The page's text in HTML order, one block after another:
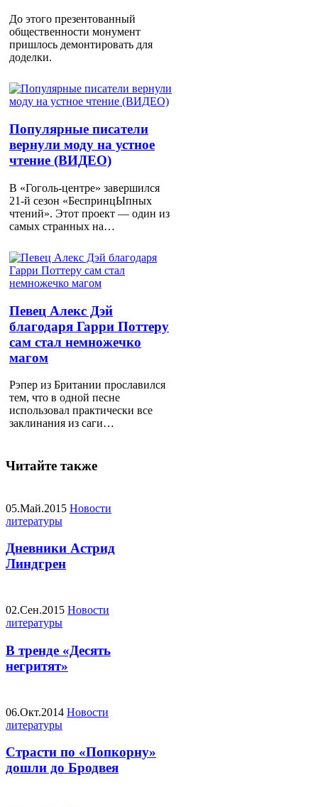
До этого презентованный
общественности монумент
пришлось демонтировать для
доделки.
Популярные писатели
вернули моду на устное
чтение (ВИДЕО)
В «Гоголь-центре» завершился
21-й сезон «БеспринцЫпных
чтений». Этот проект — один из
самых странных на…
Певец Алекс Дэй
благодаря Гарри Поттеру
сам стал немножечко
магом
Рэпер из Британии прославился
тем, что в одной песне
использовал практически все
заклинания из саги…
Читайте также
05.Май.2015 Новости
литературы
Дневники Астрид
Линдгрен
02.Сен.2015 Новости
литературы
В тренде «Десять
негритят»
06.Окт.2014 Новости
литературы
Страсти по «Попкорну»
дошли до Бродвея